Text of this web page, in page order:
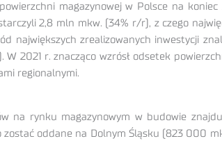
powierzchni magazynowej w Polsce na
2,8 mln mkw. (34% r/r), z czego
największych zrealizowanych inwestycji
W 2021 r. znacząco wzrósł odsetek
regionalnymi.
na rynku magazynowym w budowie
zostać oddane na Dolnym Śląsku (823 000